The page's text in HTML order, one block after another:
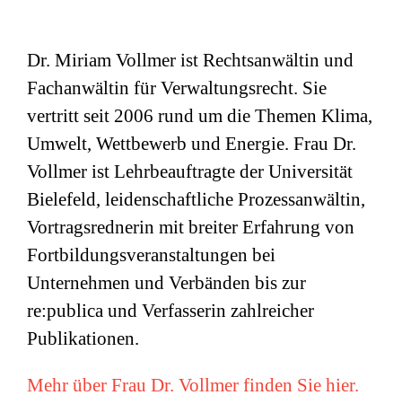
Dr. Miriam Vollmer ist Rechtsanwältin und
Fachanwältin für Verwaltungsrecht. Sie
vertritt seit 2006 rund um die Themen Klima,
Umwelt, Wettbewerb und Energie. Frau Dr.
Vollmer ist Lehrbeauftragte der Universität
Bielefeld, leidenschaftliche Prozessanwältin,
Vortragsrednerin mit breiter Erfahrung von
Fortbildungsveranstaltungen bei
Unternehmen und Verbänden bis zur
re:publica und Verfasserin zahlreicher
Publikationen.
Mehr über Frau Dr. Vollmer finden Sie hier.